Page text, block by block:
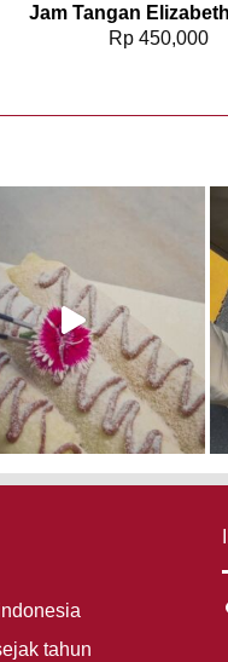
Rp 450,000
tahun